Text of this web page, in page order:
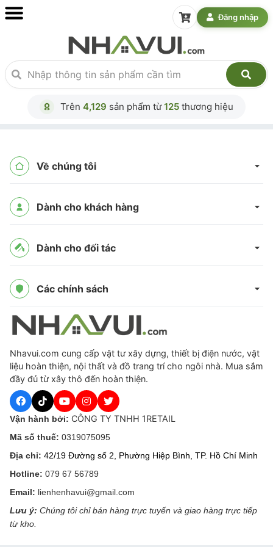
Đăng nhập
Trên 4,129 sản phẩm từ125 thương hiệu
Về chúng tôi
Dành cho khách hàng
Dành cho đối tác
Các chính sách
Nhavui.com cung cấp vật tư xây dựng, thiết bị điện nước, vật
liệu hoàn thiện, nội thất và đồ trang trí cho ngôi nhà. Mua sắm
đầy đủ từ xây thô đến hoàn thiện.
Vận hành bởi: CÔNG TY TNHH 1RETAIL
Mã số thuế: 0319075095
Địa chỉ: 42/19 Đường số 2, Phường Hiệp Bình, TP. Hồ Chí Minh
Hotline: 079 67 56789
Email: lienhenhavui@gmail.com
Lưu ý: Chúng tôi chỉ bán hàng trực tuyến và giao hàng trực tiếp
từ kho.